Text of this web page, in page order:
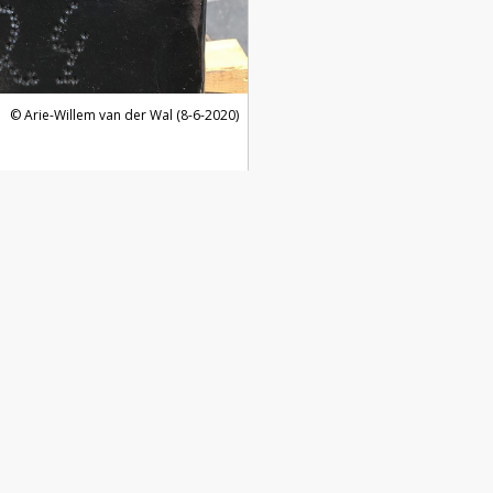
Arie-Willem van der Wal (8-6-2020)